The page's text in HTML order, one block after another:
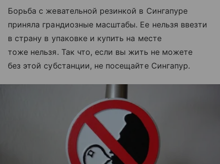
Борьба с жевательной резинкой в Сингапуре
приняла грандиозные масштабы. Ее нельзя ввезти
в страну в упаковке и купить на месте
тоже нельзя. Так что, если вы жить не можете
без этой субстанции, не посещайте Сингапур.